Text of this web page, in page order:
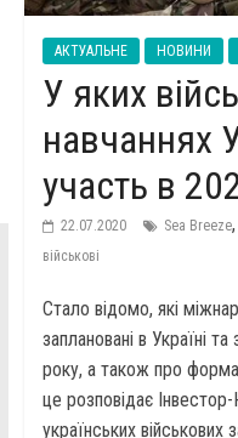
АКТУАЛЬНЕ НОВИНИ
У яких
навчаннях
участь в
22.07.2020 Sea Breeze,
військові
Стало відомо, які
заплановані в Україні
року, а також про
це розповідає
українських військових